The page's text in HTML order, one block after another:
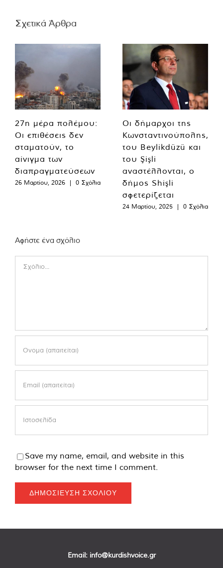
Σχετικά Άρθρα
27η μέρα πολέμου:
Οι επιθέσεις δεν
σταματούν, το
αίνιγμα των
διαπραγματεύσεων
26 Μαρτίου, 2026 | 0 Σχόλια
Οι δήμαρχοι της
Κωνσταντινούπολης,
του Beylikdüzü και
του Şişli
αναστέλλονται, ο
δήμος Shişli
σφετερίζεται
24 Μαρτίου, 2025 | 0 Σχόλια
Αφήστε ένα σχόλιο
Save my name, email, and website in this
browser for the next time I comment.
Email: info@kurdishvoice.gr